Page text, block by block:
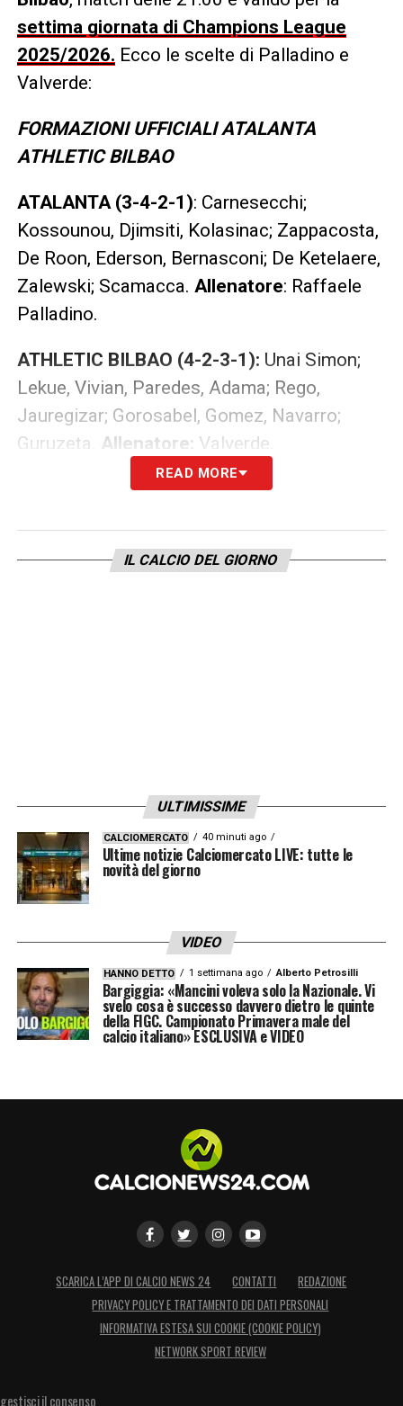
settima giornata di Champions League
2025/2026. Ecco le scelte di Palladino e
Valverde:
FORMAZIONI UFFICIALI ATALANTA
ATHLETIC BILBAO
ATALANTA (3-4-2-1): Carnesecchi;
Kossounou, Djimsiti, Kolasinac; Zappacosta,
De Roon, Ederson, Bernasconi; De Ketelaere,
Zalewski; Scamacca. Allenatore: Raffaele
Palladino.
ATHLETIC BILBAO (4-2-3-1): Unai Simon;
Lekue, Vivian, Paredes, Adama; Rego,
Jauregizar; Gorosabel, Gomez, Navarro;
Guruzeta.
Allenatore: Valverde.
LEGGI ANCHE –Partite oggi, stasera e
LA PLAYLIST DELLE NOSTRE TOP NEWS
READ MORE
IL CALCIO DEL GIORNO
ULTIMISSIME
CALCIOMERCATO 40 minuti ago
Ultime notizie Calciomercato LIVE: tutte le
novità del giorno
VIDEO
HANNO DETTO 1 settimana ago Alberto Petrosilli
Bargiggia: «Mancini voleva solo la Nazionale. Vi
svelo cosa è successo davvero dietro le quinte
della FIGC. Campionato Primavera male del
calcio italiano» ESCLUSIVA e VIDEO
SCARICA L’APP DI CALCIO NEWS 24 CONTATTI
REDAZIONE
PRIVACY POLICY E TRATTAMENTO DEI DATI PERSONALI
INFORMATIVA ESTESA SUI COOKIE (COOKIE POLICY)
NETWORK SPORT REVIEW
gestisci il consenso